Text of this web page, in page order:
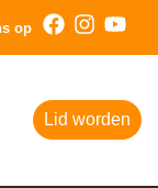
op
Lid worden